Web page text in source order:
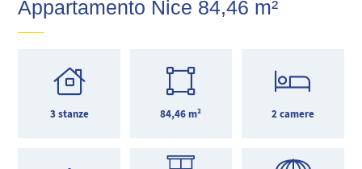
Appartamento Nice 84,46 m²
3 stanze 84,46 m² 2 camere